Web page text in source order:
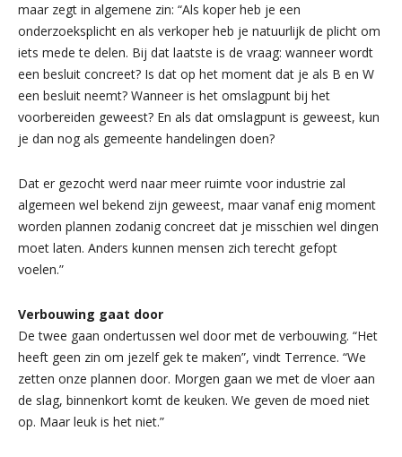
maar zegt in algemene zin: “Als koper heb je een
onderzoeksplicht en als verkoper heb je natuurlijk de plicht om
iets mede te delen. Bij dat laatste is de vraag: wanneer wordt
een besluit concreet? Is dat op het moment dat je als B en W
een besluit neemt? Wanneer is het omslagpunt bij het
voorbereiden geweest? En als dat omslagpunt is geweest, kun
je dan nog als gemeente handelingen doen?
Dat er gezocht werd naar meer ruimte voor industrie zal
algemeen wel bekend zijn geweest, maar vanaf enig moment
worden plannen zodanig concreet dat je misschien wel dingen
moet laten. Anders kunnen mensen zich terecht gefopt
voelen.”
Verbouwing gaat door
De twee gaan ondertussen wel door met de verbouwing. “Het
heeft geen zin om jezelf gek te maken”, vindt Terrence. “We
zetten onze plannen door. Morgen gaan we met de vloer aan
de slag, binnenkort komt de keuken. We geven de moed niet
op. Maar leuk is het niet.”